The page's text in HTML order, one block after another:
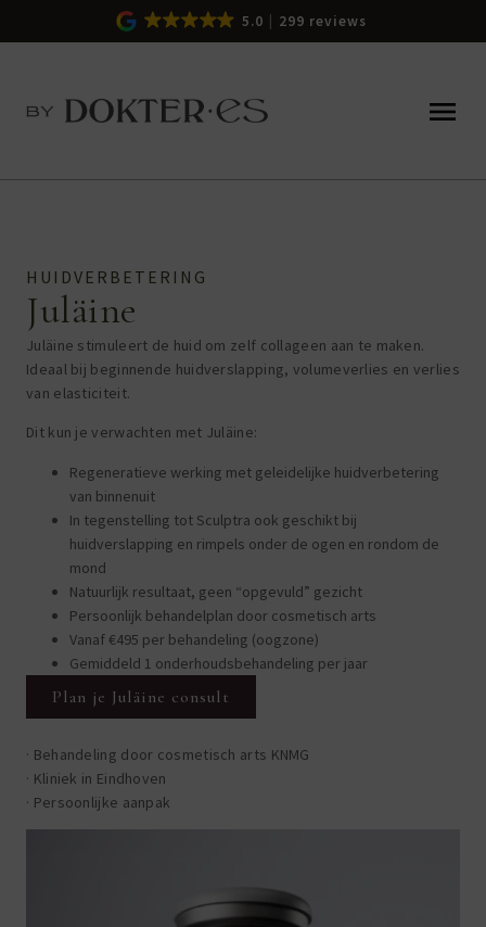
5.0 299 reviews
HUIDVERBETERING
Juläine
Juläine stimuleert de huid om zelf collageen aan te maken.
Ideaal bij beginnende huidverslapping, volumeverlies en verlies
van elasticiteit.
Dit kun je verwachten met Juläine:
Regeneratieve werking met geleidelijke huidverbetering
van binnenuit
In tegenstelling tot Sculptra ook geschikt bij
huidverslapping en rimpels onder de ogen en rondom de
mond
Natuurlijk resultaat, geen “opgevuld” gezicht
Persoonlijk behandelplan door cosmetisch arts
Vanaf €495 per behandeling (oogzone)
Gemiddeld 1 onderhoudsbehandeling per jaar
Plan je Juläine consult
· Behandeling door cosmetisch arts KNMG
· Kliniek in Eindhoven
· Persoonlijke aanpak